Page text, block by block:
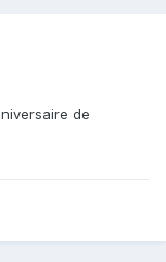
de